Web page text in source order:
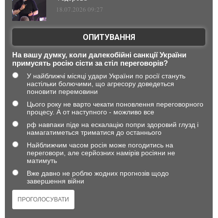
18.07.2026 09:27
ОПИТУВАННЯ
На вашу думку, коли далекобійні санкції України
примусять росію сісти за стіл переговорів?
У найближчі місяці удари України по росії стануть
настільки болючими, що агресору доведеться
поновити перемовини
Цього року не варто чекати поновлення переговорного
процесу. А от наступного - можливо все
рф навпаки піде на ескалацію попри здоровий глузд і
намагатиметься триматися до останнього
Найближчим часом росія може погодитись на
переговори, але серйозних намірів росіяни не
матимуть
Вже давно не роблю жодних прогнозів щодо
завершення війни